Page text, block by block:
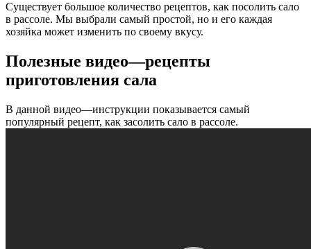
Существует большое количество рецептов, как посолить сало
в рассоле. Мы выбрали самый простой, но и его каждая
хозяйка может изменить по своему вкусу.
Полезные видео—рецепты
приготовления сала
В данной видео—инструкции показывается самый
популярный рецепт, как засолить сало в рассоле.